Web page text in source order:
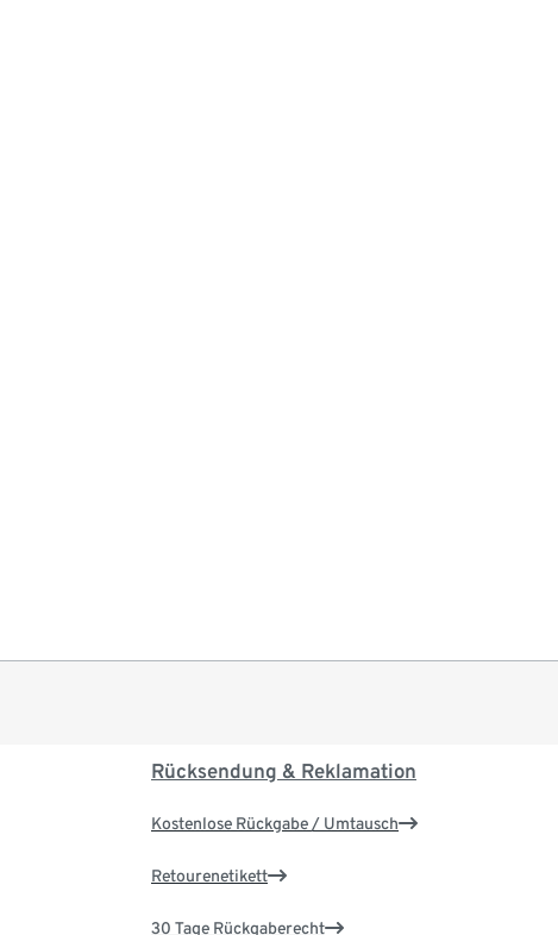
Rücksendung & Reklamation
Kostenlose Rückgabe / Umtausch
Retourenetikett
30 Tage Rückgaberecht